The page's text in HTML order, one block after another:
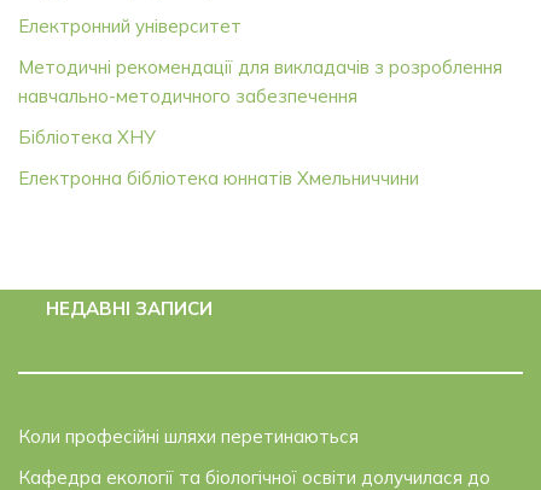
Електронний університет
Методичні рекомендації для викладачів з розроблення
навчально-методичного забезпечення
Бібліотека ХНУ
Електронна бібліотека юннатів Хмельниччини
НЕДАВНІ ЗАПИСИ
Коли професійні шляхи перетинаються
Кафедра екології та біологічної освіти долучилася до